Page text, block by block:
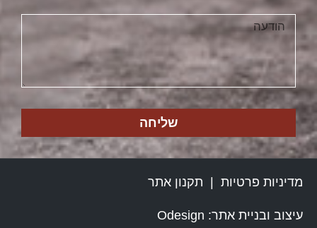
שליחה
מדיניות פרטיות | תקנון אתר
עיצוב ובניית אתר: Odesign